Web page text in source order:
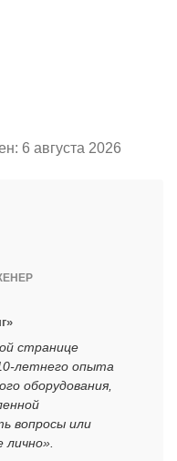
6 августа 2026
странице
летнего опыта
оборудования,
вопросы или